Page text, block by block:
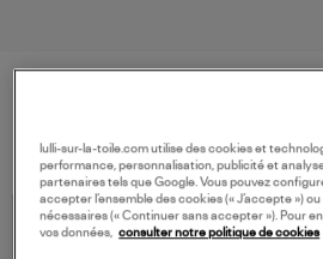
lulli-sur-la-toile.com utilise des cookies et
performance, personnalisation, publicité et
partenaires tels que Google. Vous pouvez
accepter l’ensemble des cookies (« J’accepte »)
nécessaires (« Continuer sans accepter »). Pour
vos données, consulter notre politique de cookies